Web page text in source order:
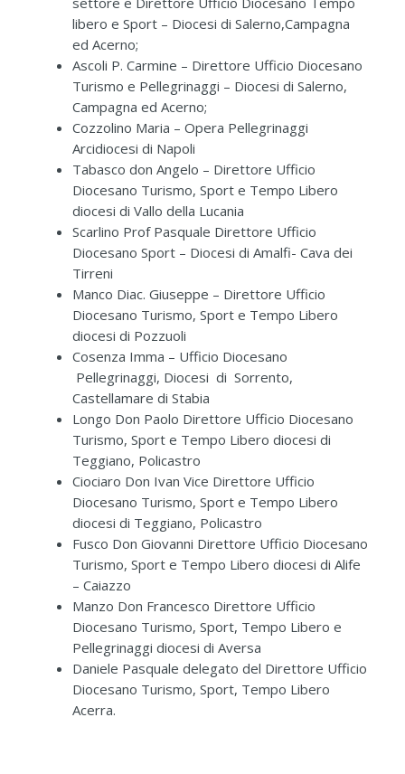
libero e Sport – Diocesi di Salerno,Campagna
ed Acerno;
Ascoli P. Carmine – Direttore Ufficio Diocesano
Turismo e Pellegrinaggi – Diocesi di Salerno,
Campagna ed Acerno;
Cozzolino Maria – Opera Pellegrinaggi
Arcidiocesi di Napoli
Tabasco don Angelo – Direttore Ufficio
Diocesano Turismo, Sport e Tempo Libero
diocesi di Vallo della Lucania
Scarlino Prof Pasquale Direttore Ufficio
Diocesano Sport – Diocesi di Amalfi- Cava dei
Tirreni
Manco Diac. Giuseppe – Direttore Ufficio
Diocesano Turismo, Sport e Tempo Libero
diocesi di Pozzuoli
Cosenza Imma – Ufficio Diocesano
Pellegrinaggi, Diocesi di Sorrento,
Castellamare di Stabia
Longo Don Paolo Direttore Ufficio Diocesano
Turismo, Sport e Tempo Libero diocesi di
Teggiano, Policastro
Ciociaro Don Ivan Vice Direttore Ufficio
Diocesano Turismo, Sport e Tempo Libero
diocesi di Teggiano, Policastro
Fusco Don Giovanni Direttore Ufficio Diocesano
Turismo, Sport e Tempo Libero diocesi di Alife
– Caiazzo
Manzo Don Francesco Direttore Ufficio
Diocesano Turismo, Sport, Tempo Libero e
Pellegrinaggi diocesi di Aversa
Daniele Pasquale delegato del Direttore Ufficio
Diocesano Turismo, Sport, Tempo Libero
Acerra.